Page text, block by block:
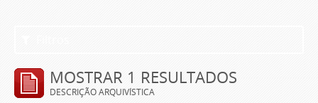
MOSTRAR 1 RESULTADOS
DESCRIÇÃO ARQUIVÍSTICA